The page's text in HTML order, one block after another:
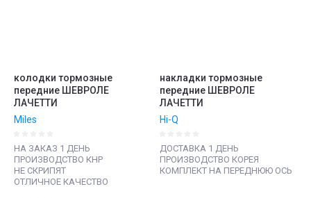
колодки тормозные
передние ШЕВРОЛЕ
ЛАЧЕТТИ
Miles
НА ЗАКАЗ 1 ДЕНЬ
ПРОИЗВОДСТВО КНР
НЕ СКРИПЯТ
ОТЛИЧНОЕ КАЧЕСТВО
накладки тормозные
передние ШЕВРОЛЕ
ЛАЧЕТТИ
Hi-Q
ДОСТАВКА 1 ДЕНЬ
ПРОИЗВОДСТВО КОРЕЯ
КОМПЛЕКТ НА ПЕРЕДНЮЮ ОСЬ